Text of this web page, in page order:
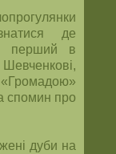
де
перший в
спомин про
дуби на